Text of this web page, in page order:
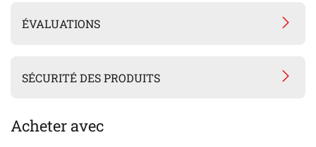
ÉVALUATIONS
SÉCURITÉ DES PRODUITS
Acheter avec